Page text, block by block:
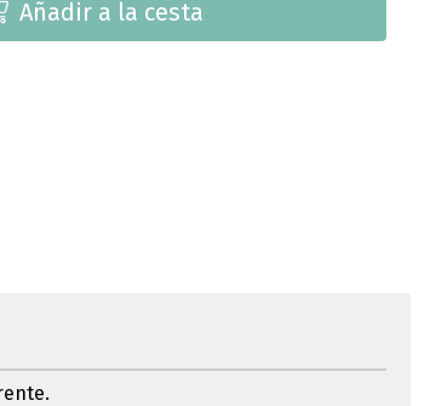
Añadir a la cesta